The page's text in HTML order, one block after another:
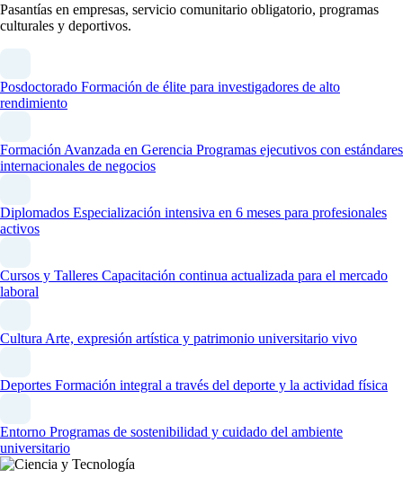
Pasantías en empresas, servicio comunitario obligatorio, programas
culturales y deportivos.
Posdoctorado Formación de élite para investigadores de alto
rendimiento
Formación Avanzada en Gerencia Programas ejecutivos con estándares
internacionales de negocios
Diplomados Especialización intensiva en 6 meses para profesionales
activos
Cursos y Talleres Capacitación continua actualizada para el mercado
laboral
CulturaArte, expresión artística y patrimonio universitario vivo
Deportes Formación integral a través del deporte y la actividad física
Entorno Programas de sostenibilidad y cuidado del ambiente
universitario